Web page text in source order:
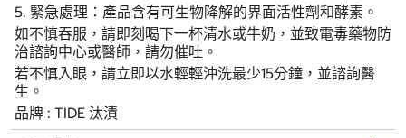
5. 緊急處理：產品含有可生物降解的界面活性劑和酵素。
如不慎吞服，請即刻喝下一杯清水或牛奶，並致電毒藥物防
治諮詢中心或醫師，請勿催吐。
若不慎入眼，請立即以水輕輕沖洗最少15分鐘，並諮詢醫
生。
品牌 : TIDE 汰漬